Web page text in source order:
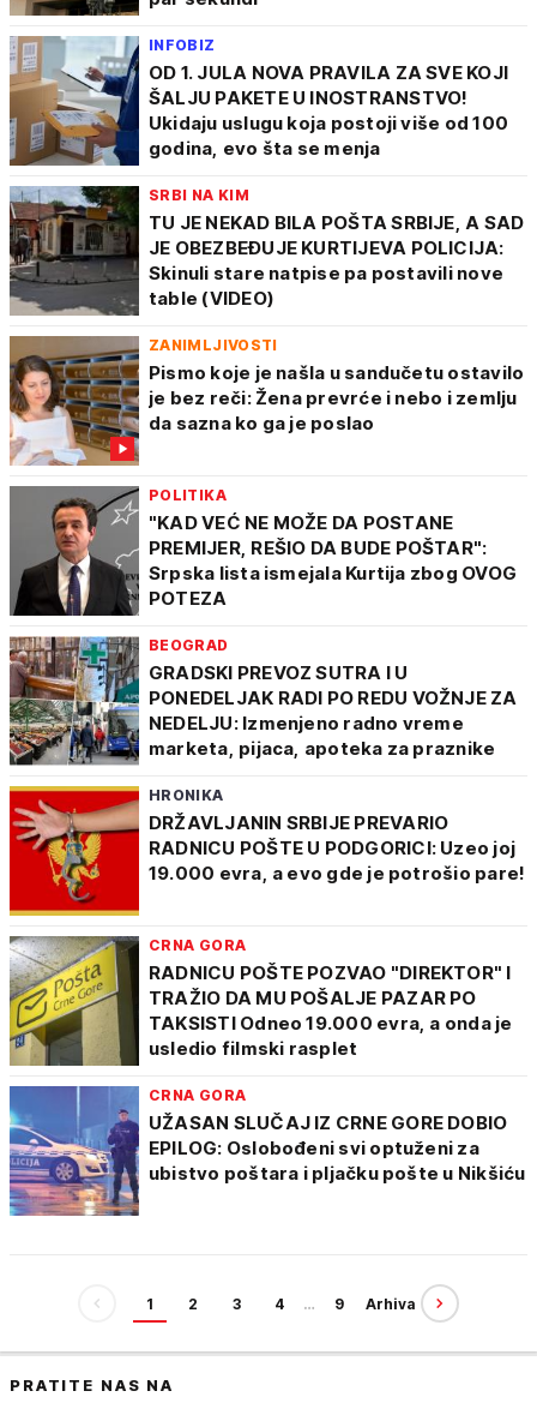
INFOBIZ
OD 1. JULA NOVA PRAVILA ZA SVE KOJI
ŠALJU PAKETE U INOSTRANSTVO!
Ukidaju uslugu koja postoji više od 100
godina, evo šta se menja
SRBI NA KIM
TU JE NEKAD BILA POŠTA SRBIJE, A SAD
JE OBEZBEĐUJE KURTIJEVA POLICIJA:
Skinuli stare natpise pa postavili nove
table (VIDEO)
ZANIMLJIVOSTI
Pismo koje je našla u sandučetu ostavilo
je bez reči: Žena prevrće i nebo i zemlju
da sazna ko ga je poslao
POLITIKA
"KAD VEĆ NE MOŽE DA POSTANE
PREMIJER, REŠIO DA BUDE POŠTAR":
Srpska lista ismejala Kurtija zbog OVOG
POTEZA
BEOGRAD
GRADSKI PREVOZ SUTRA I U
PONEDELJAK RADI PO REDU VOŽNJE ZA
NEDELJU: Izmenjeno radno vreme
marketa, pijaca, apoteka za praznike
HRONIKA
DRŽAVLJANIN SRBIJE PREVARIO
RADNICU POŠTE U PODGORICI: Uzeo joj
19.000 evra, a evo gde je potrošio pare!
CRNA GORA
RADNICU POŠTE POZVAO "DIREKTOR" I
TRAŽIO DA MU POŠALJE PAZAR PO
TAKSISTI Odneo 19.000 evra, a onda je
usledio filmski rasplet
CRNA GORA
UŽASAN SLUČAJ IZ CRNE GORE DOBIO
EPILOG: Oslobođeni svi optuženi za
ubistvo poštara i pljačku pošte u Nikšiću
1 2 3 4 … 9 Arhiva
PRATITE NAS NA